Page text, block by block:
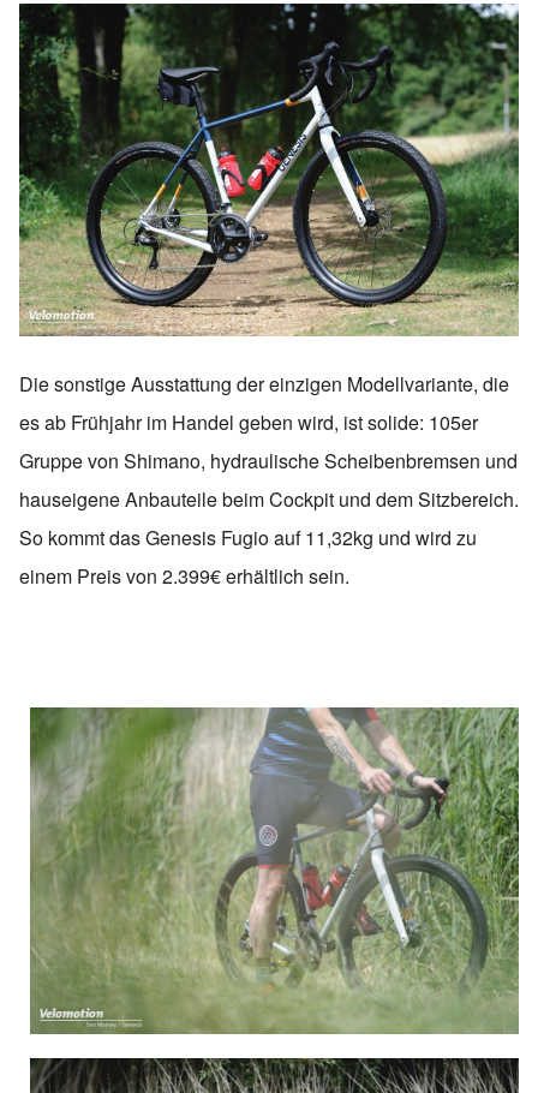
Die sonstige Ausstattung der einzigen Modellvariante, die
es ab Frühjahr im Handel geben wird, ist solide: 105er
Gruppe von Shimano, hydraulische Scheibenbremsen und
hauseigene Anbauteile beim Cockpit und dem Sitzbereich.
So kommt das Genesis Fugio auf 11,32kg und wird zu
einem Preis von 2.399€ erhältlich sein.